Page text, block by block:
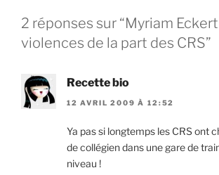
2 réponses sur “Myriam
violences de la part des CRS”
Recette bio
12 AVRIL 2009 À 12:52
Ya pas si longtemps les CRS ont
de collégien dans une gare de
niveau !